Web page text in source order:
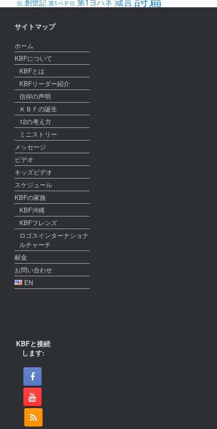
伝 創世記 第1ペテロ
サイトマップ
ホーム
KBFについて
KBFとは
KBFリーダー紹介
信仰の声明
ＫＢＦの誕生
12の考え方
ミニストリー
メッセージ
ビデオ
キッズビデオ
スケジュール
KBFの家族
KBF沖縄
KBFフレンズ
ロゴスインターナショナ
ルチャーチ
献金
お問い合わせ
EN
KBFと接続
します: